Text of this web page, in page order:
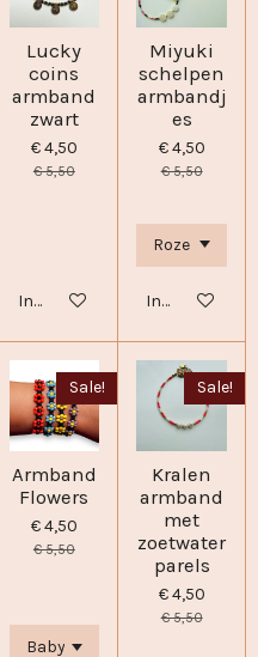
Lucky
coins
armband
zwart
€ 4,50
€ 5,50
In winkelwagen
Miyuki
schelpen
armbandj
es
€ 4,50
€ 5,50
In
Sale!
Armband
Flowers
€ 4,50
€ 5,50
Sale!
Kralen
armband
met
zoetwater
parels
€ 4,50
€ 5,50